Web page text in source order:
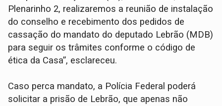
Plenarinho 2, realizaremos a reunião de instalação
do conselho e recebimento dos pedidos de
cassação do mandato do deputado Lebrão (MDB)
para seguir os trâmites conforme o código de
ética da Casa”, esclareceu.
Caso perca mandato, a Polícia Federal poderá
solicitar a prisão de Lebrão, que apenas não